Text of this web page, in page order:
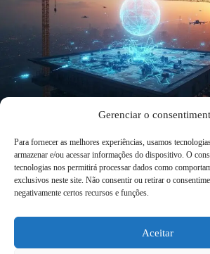
Gerenciar o
Para fornecer as melhores experiências, usamos
armazenar e/ou acessar informações do dispositivo. O
tecnologias nos permitirá processar dados como
exclusivos neste site. Não consentir ou retirar o
negativamente certos recursos e funções.
Aceitar
IA Acelera o Escopo de Pré Construção na